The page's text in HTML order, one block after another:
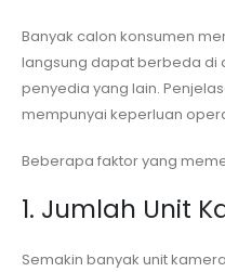
Banyak calon konsumen
langsung dapat berbeda di
penyedia yang lain.
mempunyai keperluan
Beberapa faktor yang
1. Jumlah Unit
Semakin banyak unit